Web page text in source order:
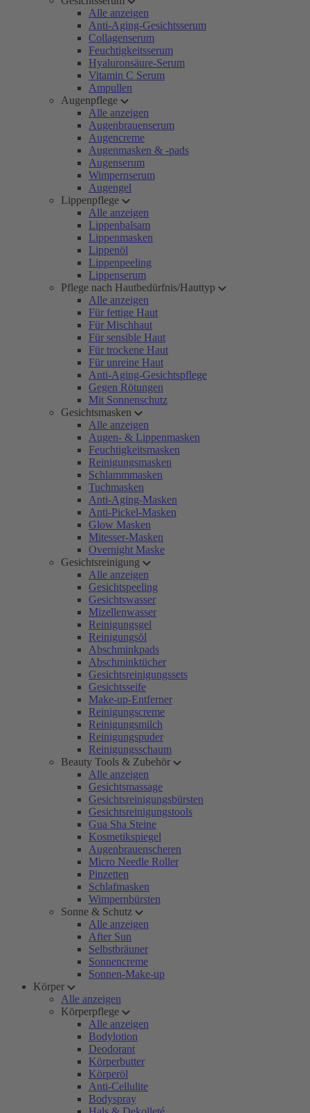
Alle anzeigen
Anti-Aging-Gesichtsserum
Collagenserum
Feuchtigkeitsserum
Hyaluronsäure-Serum
Vitamin C Serum
Ampullen
Augenpflege
Alle anzeigen
Augenbrauenserum
Augencreme
Augenmasken & -pads
Augenserum
Wimpernserum
Augengel
Lippenpflege
Alle anzeigen
Lippenbalsam
Lippenmasken
Lippenöl
Lippenpeeling
Lippenserum
Pflege nach Hautbedürfnis/Hauttyp
Alle anzeigen
Für fettige Haut
Für Mischhaut
Für sensible Haut
Für trockene Haut
Für unreine Haut
Anti-Aging-Gesichtspflege
Gegen Rötungen
Mit Sonnenschutz
Gesichtsmasken
Alle anzeigen
Augen- & Lippenmasken
Feuchtigkeitsmasken
Reinigungsmasken
Schlammmasken
Tuchmasken
Anti-Aging-Masken
Anti-Pickel-Masken
Glow Masken
Mitesser-Masken
Overnight Maske
Gesichtsreinigung
Alle anzeigen
Gesichtspeeling
Gesichtswasser
Mizellenwasser
Reinigungsgel
Reinigungsöl
Abschminkpads
Abschminktücher
Gesichtsreinigungssets
Gesichtsseife
Make-up-Entferner
Reinigungscreme
Reinigungsmilch
Reinigungspuder
Reinigungsschaum
Beauty Tools & Zubehör
Alle anzeigen
Gesichtsmassage
Gesichtsreinigungsbürsten
Gesichtsreinigungstools
Gua Sha Steine
Kosmetikspiegel
Augenbrauenscheren
Micro Needle Roller
Pinzetten
Schlafmasken
Wimpernbürsten
Sonne & Schutz
Alle anzeigen
After Sun
Selbstbräuner
Sonnencreme
Sonnen-Make-up
Körper
Alle anzeigen
Körperpflege
Alle anzeigen
Bodylotion
Deodorant
Körperbutter
Körperöl
Anti-Cellulite
Bodyspray